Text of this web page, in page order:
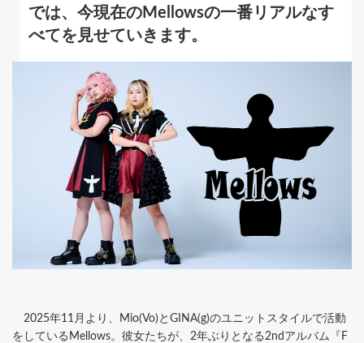
では、今現在のMellowsの一番リアルなす
べてを見せていきます。
2025年11月より、Mio(Vo)とGINA(g)のユニットスタイルで活動
をしているMellows。彼女たちが、2年ぶりとなる2ndアルバム『F